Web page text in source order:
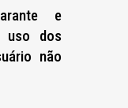
e
uso dos
não